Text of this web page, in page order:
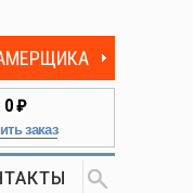
0 ₽
заказ